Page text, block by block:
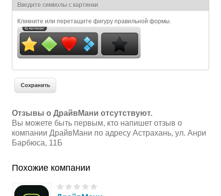
Я спамер
Введите символы с картинки
Кликните или перетащите фигуру правильной формы.
Отзывы о ДрайвМани отсутствуют.
Вы можете быть первым, кто напишет отзыв о
компании ДрайвМани по адресу Астрахань, ул. Анри
Барбюса, 11Б
Похожие компании